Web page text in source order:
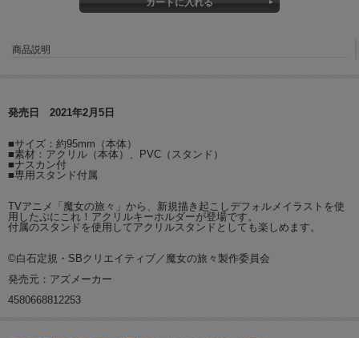
商品説明
発売日 2021年2月5日
■サイズ：約95mm（本体）
■素材：アクリル（本体）、PVC（スタンド）
■ナスカン付
■専用スタンド付属
TVアニメ「魔女の旅々」から、新規描き起こしデフォルメイラストを使
用したぷにこれ！アクリルキーホルダーが登場です。
付属のスタンドを使用してアクリルスタンドとしても楽しめます。
©白石定規・SBクリエイティブ／魔女の旅々製作委員会
発売元：アズメーカー
4580668812253